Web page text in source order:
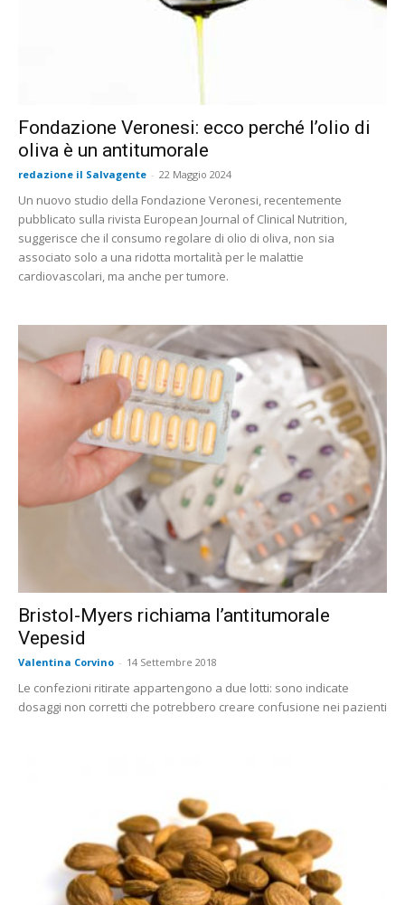
Fondazione Veronesi: ecco perché l’olio di
oliva è un antitumorale
redazione il Salvagente - 22 Maggio 2024
Un nuovo studio della Fondazione Veronesi, recentemente
pubblicato sulla rivista European Journal of Clinical Nutrition,
suggerisce che il consumo regolare di olio di oliva, non sia
associato solo a una ridotta mortalità per le malattie
cardiovascolari, ma anche per tumore.
Bristol-Myers richiama l’antitumorale
Vepesid
Valentina Corvino - 14 Settembre 2018
Le confezioni ritirate appartengono a due lotti: sono indicate
dosaggi non corretti che potrebbero creare confusione nei pazienti